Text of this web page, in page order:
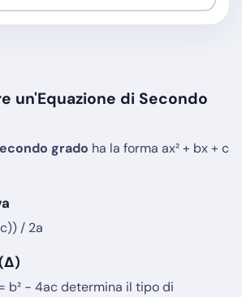
un'Equazione di Secondo
grado ha la forma ax² + bx + c
/ 2a
b² − 4ac determina il tipo di